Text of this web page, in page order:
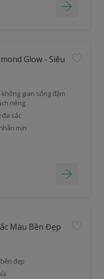
Glow - Siêu
không gian sống đậm
riêng
đa sắc
mịn
Màu Bền Đẹp
đẹp